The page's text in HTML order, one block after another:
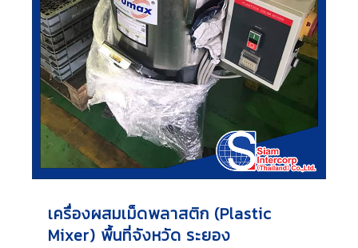
เครื่องผสมเม็ดพลาสติก (Plastic
Mixer) พื้นที่จังหวัด ระยอง